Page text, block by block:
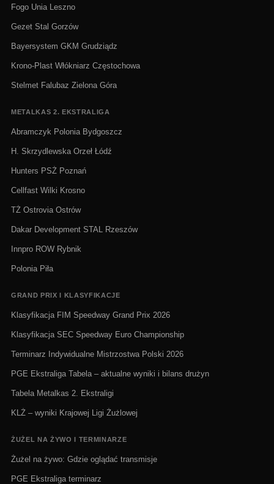
Fogo Unia Leszno
Gezet Stal Gorzów
Bayersystem GKM Grudziądz
Krono-Plast Włókniarz Częstochowa
Stelmet Falubaz Zielona Góra
METALKAS 2. EKSTRALIGA
Abramczyk Polonia Bydgoszcz
H. Skrzydlewska Orzeł Łódź
Hunters PSŻ Poznań
Cellfast Wilki Krosno
TŻ Ostrovia Ostrów
Dakar Development STAL Rzeszów
Innpro ROW Rybnik
Polonia Piła
GRAND PRIX I KLASYFIKACJE
Klasyfikacja FIM Speedway Grand Prix 2026
Klasyfikacja SEC Speedway Euro Championship
Terminarz Indywidualne Mistrzostwa Polski 2026
PGE Ekstraliga Tabela – aktualne wyniki i bilans drużyn
Tabela Metalkas 2. Ekstraligi
KLŻ – wyniki Krajowej Ligi Żużlowej
ŻUŻEL NA ŻYWO I TERMINARZE
Żużel na żywo: Gdzie oglądać transmisje
PGE Ekstraliga terminarz